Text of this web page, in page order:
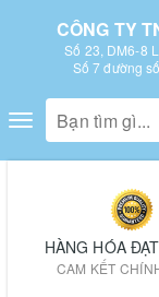
CÔNG TY
Số 23, DM6-8
Số 7 đường
Toggle
navigation
HÀNG HÓA
CAM KẾT